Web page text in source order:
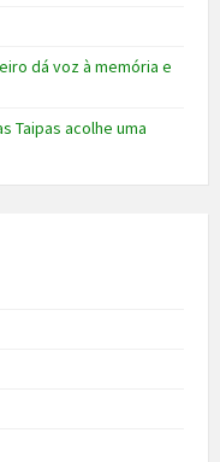
dá voz à memória e
Taipas acolhe uma